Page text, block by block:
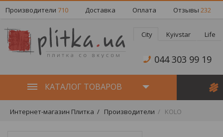
Производители 710 Доставка Оплата Отзывы 232
City Kyivstar Life
044 303 99 19
КАТАЛОГ ТОВАРОВ
Интернет-магазин Плитка Производители KOLO